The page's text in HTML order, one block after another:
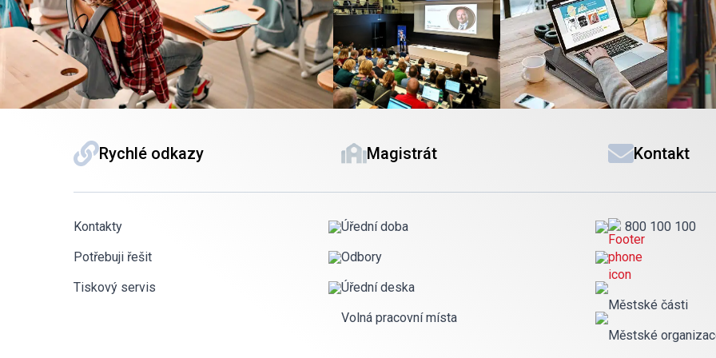
Rychlé odkazy
Kontakty
Potřebuji řešit
Tiskový servis
Magistrát
Úřední doba
Odbory
Úřední deska
Volná pracovní místa
Kontakt
800 100 100
Městské části
Městské